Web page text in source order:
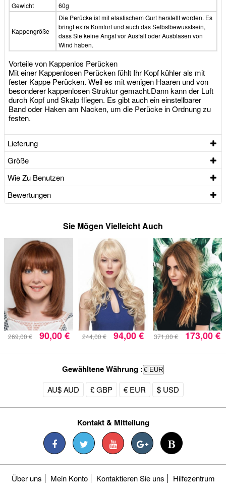
Gewicht
60g
Kappengröße
Die Perücke ist mit elastischem Gurt herstellt worden. Es
bringt extra Komfort und auch das Selbstbewusstsein,
dass Sie keine Angst vor Ausfall oder Ausblasen von
Wind haben.
Vorteile von Kappenlos Perücken
Mit einer Kappenlosen Perücken fühlt Ihr Kopf kühler als mit
fester Kappe Perücken. Weil es mit wenigen Haaren und von
besonderer kappenlosen Struktur gemacht.Dann kann der Luft
durch Kopf und Skalp fliegen. Es gibt auch ein einstellbarer
Band oder Haken am Nacken, um die Perücke in Ordnung zu
festen.
Lieferung
Größe
Wie Zu Benutzen
Bewertungen
Sie Mögen Vielleicht Auch
269,00 € 90,00 € 244,00 € 94,00 € 371,00 € 173,00 €
Gewähltene Währung : € EUR
AU$ AUD £ GBP € EUR $ USD
Kontakt & Mitteilung
Über uns Mein Konto Kontaktieren Sie uns Hilfezentrum